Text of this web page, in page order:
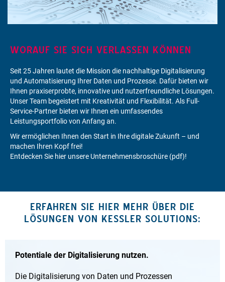
WORAUF SIE SICH VERLASSEN KÖNNEN
Seit 25 Jahren lautet die Mission die nachhaltige Digitalisierung
und Automatisierung Ihrer Daten und Prozesse. Dafür bieten wir
Ihnen praxiserprobte, innovative und nutzerfreundliche Lösungen.
Unser Team begeistert mit Kreativität und Flexibilität. Als Full-
Service-Partner bieten wir Ihnen ein umfassendes
Leistungsportfolio von Anfang an.
Wir ermöglichen Ihnen den Start in Ihre digitale Zukunft – und
machen Ihren Kopf frei!
Entdecken Sie hier unsere Unternehmensbroschüre (pdf)!
ERFAHREN SIE HIER MEHR ÜBER DIE
LÖSUNGEN VON KESSLER SOLUTIONS:
Potentiale der Digitalisierung nutzen.
Die Digitalisierung von Daten und Prozessen